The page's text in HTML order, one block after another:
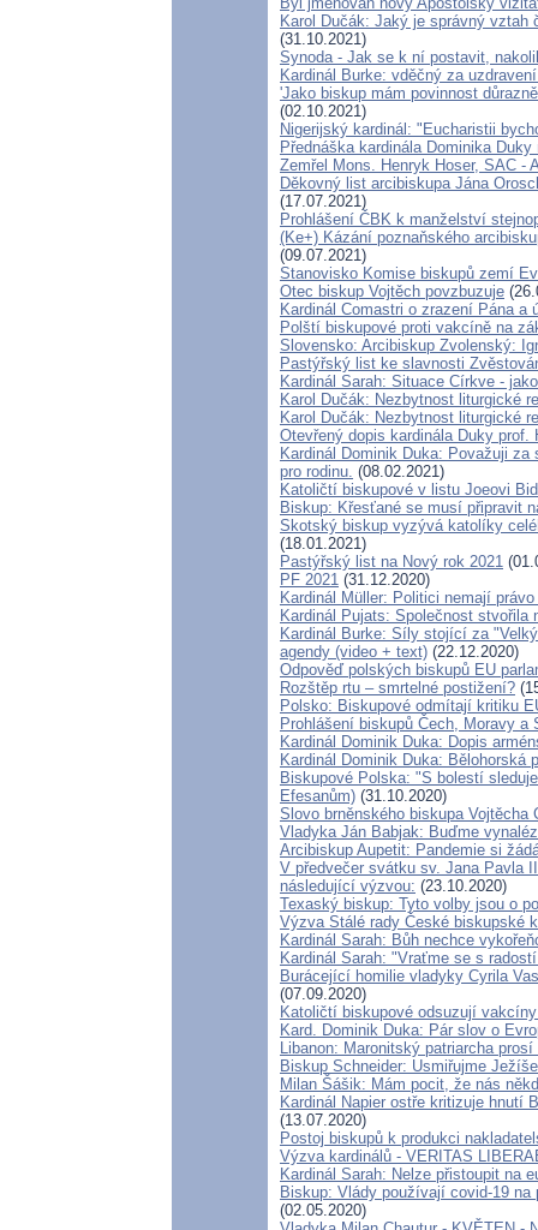
Karol Dučák: Jaký je správný
(31.10.2021)
Synoda - Jak se k ní postavit,
Kardinál Burke: vděčný za
'Jako biskup mám povinnost
(02.10.2021)
Nigerijský kardinál: "Eucharistii
Přednáška kardinála Dominika
Zemřel Mons. Henryk Hoser, SAC -
Děkovný list arcibiskupa Jána
(17.07.2021)
Prohlášení ČBK k manželství
(Ke+) Kázání poznaňského
(09.07.2021)
Stanovisko Komise biskupů zemí
Otec biskup Vojtěch povzbuzuje
Kardinál Comastri o zrazení Pána a
Polští biskupové proti vakcíně na
Slovensko: Arcibiskup Zvolenský:
Pastýřský list ke slavnosti
Kardinál Sarah: Situace Církve -
Karol Dučák: Nezbytnost liturgické
Karol Dučák: Nezbytnost liturgické
Otevřený dopis kardinála Duky prof.
Kardinál Dominik Duka: Považuji
pro rodinu. (08.02.2021)
Katoličtí biskupové v listu Joeovi
Biskup: Křesťané se musí připravit
Skotský biskup vyzývá katolíky
(18.01.2021)
Pastýřský list na Nový rok 2021
PF 2021 (31.12.2020)
Kardinál Müller: Politici nemají
Kardinál Pujats: Společnost stvořila
Kardinál Burke: Síly stojící za
agendy (video + text) (22.12.2020)
Odpověď polských biskupů EU
Rozštěp rtu – smrtelné postižení?
Polsko: Biskupové odmítají kritiku
Prohlášení biskupů Čech, Moravy a
Kardinál Dominik Duka: Dopis
Kardinál Dominik Duka: Bělohorská
Biskupové Polska: "S bolestí
Efesanům) (31.10.2020)
Slovo brněnského biskupa
Vladyka Ján Babjak: Buďme
Arcibiskup Aupetit: Pandemie si
V předvečer svátku sv. Jana Pavla
následující výzvou: (23.10.2020)
Texaský biskup: Tyto volby jsou o
Výzva Stálé rady České biskupské
Kardinál Sarah: Bůh nechce
Kardinál Sarah: "Vraťme se s
Burácející homilie vladyky Cyrila
(07.09.2020)
Katoličtí biskupové odsuzují
Kard. Dominik Duka: Pár slov o
Libanon: Maronitský patriarcha prosí
Biskup Schneider: Usmiřujme
Milan Šášik: Mám pocit, že nás
Kardinál Napier ostře kritizuje hnutí
(13.07.2020)
Postoj biskupů k produkci
Výzva kardinálů - VERITAS
Kardinál Sarah: Nelze přistoupit na
Biskup: Vlády používají covid-19
(02.05.2020)